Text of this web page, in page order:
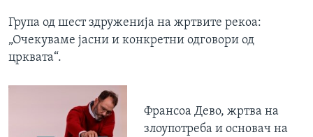
Група од шест здруженија на жртвите рекоа:
„Очекуваме јасни и конкретни одговори од
црквата“.
Франсоа Дево, жртва на
злоупотреба и основач на